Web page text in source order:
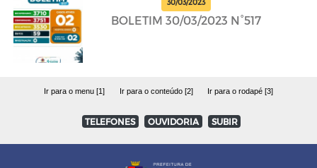
30/03/2023
BOLETIM 30/03/2023 N°517
Ir para o menu [1] Ir para o conteúdo [2] Ir para o rodapé [3]
TELEFONES OUVIDORIA SUBIR